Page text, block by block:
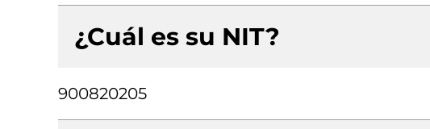
¿Cuál es su NIT?
900820205